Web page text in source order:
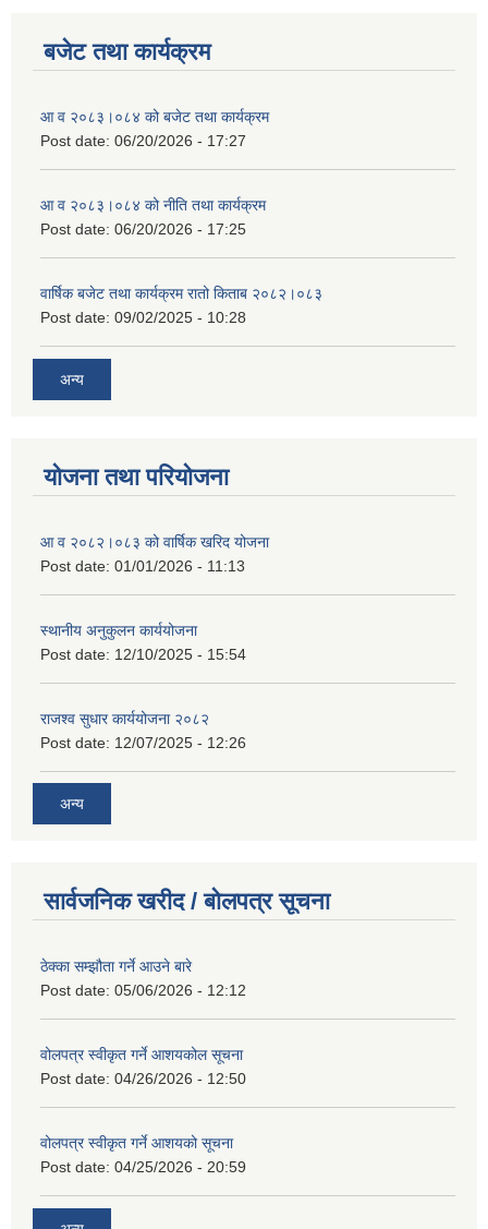
बजेट तथा कार्यक्रम
आ व २०८३।०८४ को बजेट तथा कार्यक्रम
Post date: 06/20/2026 - 17:27
आ व २०८३।०८४ को नीति तथा कार्यक्रम
Post date: 06/20/2026 - 17:25
वार्षिक बजेट तथा कार्यक्रम रातो किताब २०८२।०८३
Post date: 09/02/2025 - 10:28
अन्य
योजना तथा परियोजना
आ व २०८२।०८३ को वार्षिक खरिद योजना
Post date: 01/01/2026 - 11:13
स्थानीय अनुकुलन कार्ययोजना
Post date: 12/10/2025 - 15:54
राजश्व सुधार कार्ययोजना २०८२
Post date: 12/07/2025 - 12:26
अन्य
सार्वजनिक खरीद / बोलपत्र सूचना
ठेक्का सम्झौता गर्ने आउने बारे
Post date: 05/06/2026 - 12:12
वोलपत्र स्वीकृत गर्ने आशयकोल सूचना
Post date: 04/26/2026 - 12:50
वोलपत्र स्वीकृत गर्ने आशयको सूचना
Post date: 04/25/2026 - 20:59